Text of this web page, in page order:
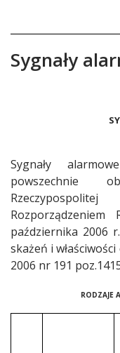
Sygnały
Sygnały
powszechnie
października 2006
skażeń i
2006 nr 191
RODZAJE